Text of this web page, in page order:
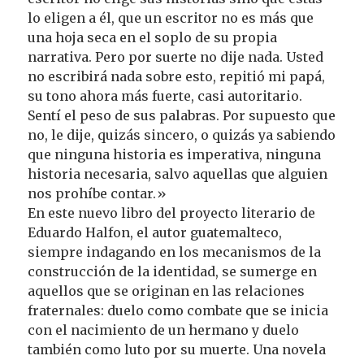
lo eligen a él, que un escritor no es más que
una hoja seca en el soplo de su propia
narrativa. Pero por suerte no dije nada. Usted
no escribirá nada sobre esto, repitió mi papá,
su tono ahora más fuerte, casi autoritario.
Sentí el peso de sus palabras. Por supuesto que
no, le dije, quizás sincero, o quizás ya sabiendo
que ninguna historia es imperativa, ninguna
historia necesaria, salvo aquellas que alguien
nos prohíbe contar.»
En este nuevo libro del proyecto literario de
Eduardo Halfon, el autor guatemalteco,
siempre indagando en los mecanismos de la
construcción de la identidad, se sumerge en
aquellos que se originan en las relaciones
fraternales: duelo como combate que se inicia
con el nacimiento de un hermano y duelo
también como luto por su muerte. Una novela